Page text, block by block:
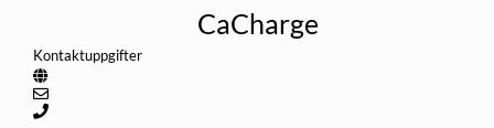
CaCharge
Kontaktuppgifter